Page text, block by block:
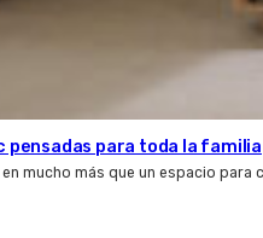
pensadas para toda la familia
mucho más que un espacio para